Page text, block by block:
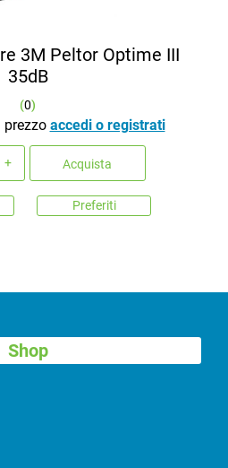
3M Peltor Optime III
35dB
(0)
prezzo accedi o registrati
Acquista
Preferiti
Shop